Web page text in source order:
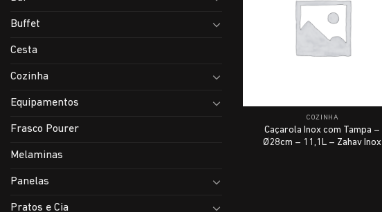
Buffet
Cesta
Cozinha
Equipamentos
Frasco Pourer
Melaminas
Panelas
Pratos e Cia
COZINHA
Caçarola Inox com Tampa –
Ø28cm – 11,1L – Zahav Inox